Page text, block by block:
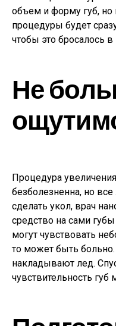
объем и форму губ, но
процедуры будет
чтобы это бросалось в
Не
Процедура
безболезненна, но
сделать укол, врач
средство на сами
могут чувствовать
то может быть
накладывают лед.
чувствительность